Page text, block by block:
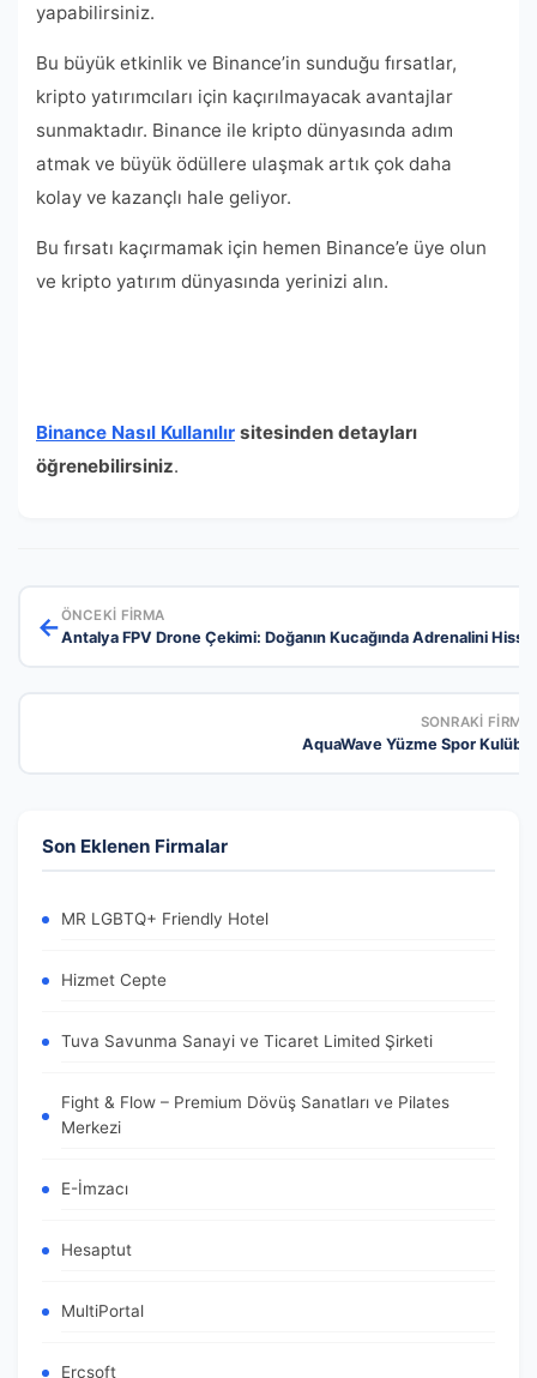
yapabilirsiniz.
Bu büyük etkinlik ve Binance’in sunduğu fırsatlar,
kripto yatırımcıları için kaçırılmayacak avantajlar
sunmaktadır. Binance ile kripto dünyasında adım
atmak ve büyük ödüllere ulaşmak artık çok daha
kolay ve kazançlı hale geliyor.
Bu fırsatı kaçırmamak için hemen Binance’e üye olun
ve kripto yatırım dünyasında yerinizi alın.
Binance Nasıl Kullanılır sitesinden detayları
öğrenebilirsiniz.
←ÖNCEKI FIRMA
Antalya FPV Drone Çekimi: Doğanın Kucağında Adrenalini
SONRAKI FIRMA
AquaWave Yüzme Spor Kulübü
Son Eklenen Firmalar
MR LGBTQ+ Friendly Hotel
Hizmet Cepte
Tuva Savunma Sanayi ve Ticaret Limited Şirketi
Fight & Flow – Premium Dövüş Sanatları ve Pilates
Merkezi
E-İmzacı
Hesaptut
MultiPortal
Ercsoft